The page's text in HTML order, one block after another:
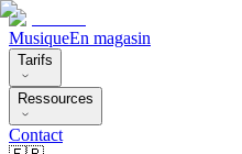
MusiqueEn magasin
Tarifs
Ressources
Contact